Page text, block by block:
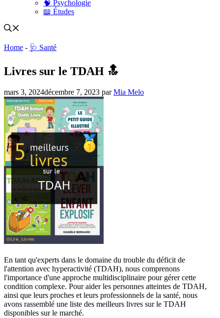
🧠 Psychologie
📖 Études
Home - 🩺 Santé
Livres sur le TDAH 🔝
mars 3, 2024décembre 7, 2023 parMia Melo
En tant qu'experts dans le domaine du trouble du déficit de
l'attention avec hyperactivité (TDAH), nous comprenons
l'importance d'une approche multidisciplinaire pour gérer cette
condition complexe. Pour aider les personnes atteintes de TDAH,
ainsi que leurs proches et leurs professionnels de la santé, nous
avons rassemblé une liste des meilleurs livres sur le TDAH
disponibles sur le marché.